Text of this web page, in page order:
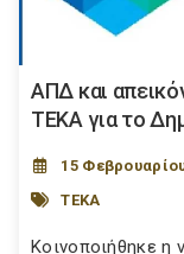
ΑΠΔ και
ΤΕΚΑ για το
15
TEKA
Κοινοποιήθηκε η